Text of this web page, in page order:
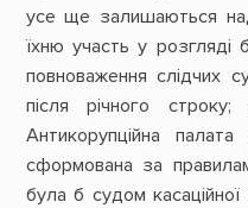
усе ще залишаються
їхню участь у розгляді
повноваження слідчих
після річного
Антикорупційна
сформована за
була б судом касаційної